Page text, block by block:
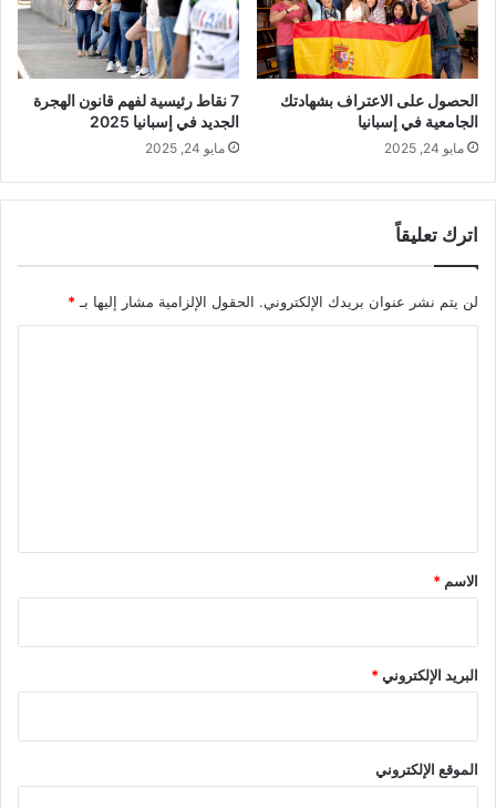
الحصول على الاعتراف بشهادتك
الجامعية في إسبانيا
مايو 24, 2025
7 نقاط رئيسية لفهم قانون الهجرة
الجديد في إسبانيا 2025
مايو 24, 2025
اترك تعليقاً
لن يتم نشر عنوان بريدك الإلكتروني. الحقول الإلزامية مشار إليها بـ *
*
الاسم *
البريد الإلكتروني*
الموقع الإلكتروني